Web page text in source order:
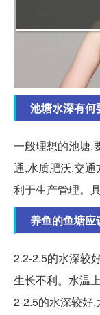
池塘水深有何
一般理想的池塘,
通,水质肥沃,交
利于生产管理。
养鱼的鱼塘
2.2-2.5的水深较
生长不利。水温
2-2.5的水深较好,